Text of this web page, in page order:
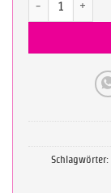
Schlagwörter: